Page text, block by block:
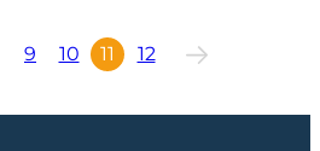
9 10 11 12